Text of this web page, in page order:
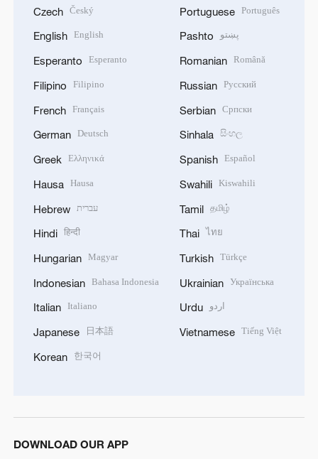
Czech Český
English English
Esperanto Esperanto
Filipino Filipino
French Français
German Deutsch
Greek Ελληνικά
Hausa Hausa
Hebrew עברית
Hindi हिन्दी
Hungarian Magyar
Indonesian Bahasa Indonesia
Italian Italiano
Japanese 日本語
Korean 한국어
Portuguese Português
Pashto پښتو
Romanian Română
Russian Русский
Serbian Српски
Sinhala සිංහල
Spanish Español
Swahili Kiswahili
Tamil தமிழ்
Thai ไทย
Turkish Türkçe
Ukrainian Українська
Urdu اردو
Vietnamese Tiếng Việt
DOWNLOAD OUR APP